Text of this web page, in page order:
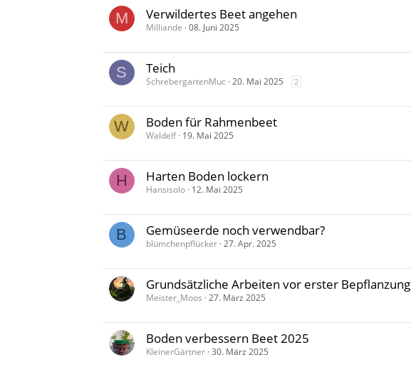
M Verwildertes Beet angehen
Milliande 08. Juni 2025
S Teich
SchrebergartenMuc 20. Mai 2025 2
W Boden für Rahmenbeet
Waldelf 19. Mai 2025
H Harten Boden lockern
Hansisolo 12. Mai 2025
B Gemüseerde noch verwendbar?
blümchenpflücker 27. Apr. 2025
Grundsätzliche Arbeiten vor erster Bepflanzung
Meister_Moos 27. März 2025
Boden verbessern Beet 2025
KleinerGärtner 30. März 2025